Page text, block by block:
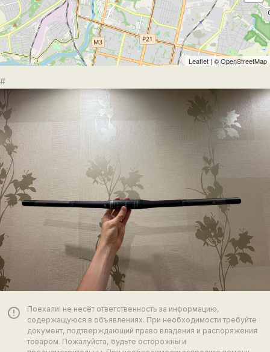
Leaflet | ©OpenStreetMap
#
error_outline
Поехали! не несёт ответственность за информацию,
содержащуюся в объявлениях. При необходимости требуйте
документ, подтверждающий право владения и распоряжения
товаром. Пожалуйста, будьте осторожны и